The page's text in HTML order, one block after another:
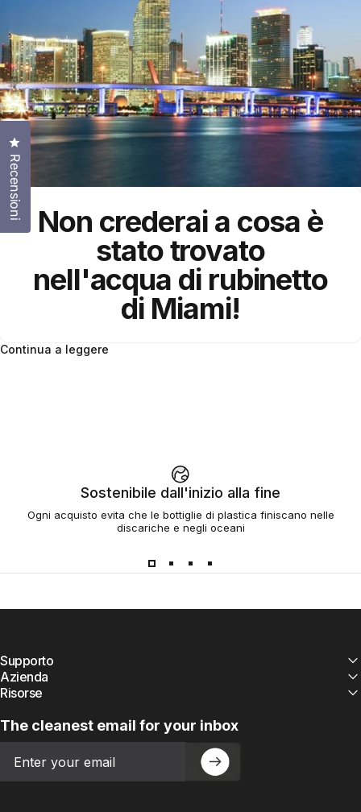
Non crederai a cosa è
stato trovato
nell'acqua di rubinetto
di Miami!
Continua a leggere
Sostenibile dall'inizio alla fine
Ogni acquisto evita che le bottiglie di plastica finiscano nelle
discariche e negli oceani
Supporto
Azienda
Risorse
The cleanest email for your inbox
Recensioni
Clicca per aprire la finestra delle recensioni